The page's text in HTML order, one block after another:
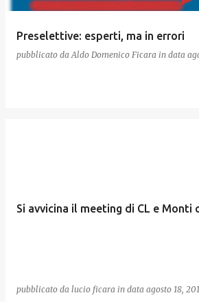
Preselettive: esperti, ma in errori
pubblicato da Aldo Domenico Ficara in data
Si avvicina il meeting di CL e Monti
pubblicato da lucio ficara in data agosto 18,